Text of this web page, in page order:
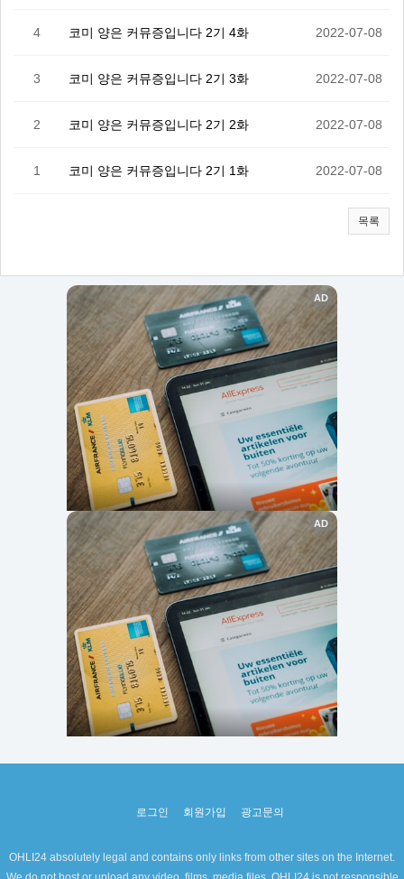
4 코미 양은 커뮤증입니다 2기 4화 2022-07-08
3 코미 양은 커뮤증입니다 2기 3화 2022-07-08
2 코미 양은 커뮤증입니다 2기 2화 2022-07-08
1 코미 양은 커뮤증입니다 2기 1화 2022-07-08
목록
로그인 회원가입 광고문의
OHLI24 absolutely legal and contains only links from other sites on the Internet.